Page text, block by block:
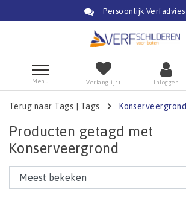
Persoonlijk Verfadvies
Menu Verlanglijst Inloggen
Terug naar Tags Tags Konserveergrond
Producten getagd met
Konserveergrond